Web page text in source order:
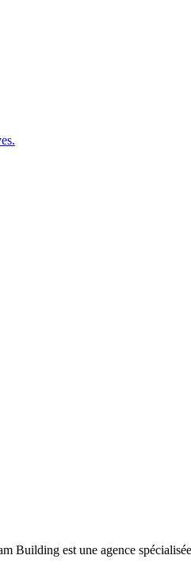
Building est une agence